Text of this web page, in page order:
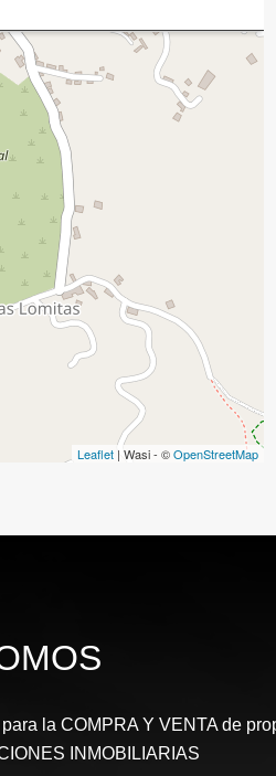
Leaflet | Wasi - ©OpenStreetMap
la COMPRA Y VENTA de
INMOBILIARIAS